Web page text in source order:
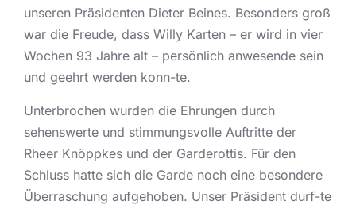
unseren Präsidenten Dieter Beines. Besonders groß
war die Freude, dass Willy Karten – er wird in vier
Wochen 93 Jahre alt – persönlich anwesende sein
und geehrt werden konn-te.
Unterbrochen wurden die Ehrungen durch
sehenswerte und stimmungsvolle Auftritte der
Rheer Knöppkes und der Garderottis. Für den
Schluss hatte sich die Garde noch eine besondere
Überraschung aufgehoben. Unser Präsident durf-te